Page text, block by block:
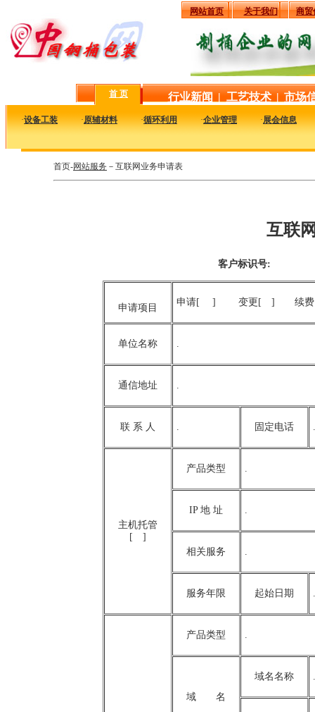
网站首页 关于我们 商贸
首 页 行业新闻 | 工艺技术 | 市场
·设备工装 ·原辅材料 ·循环利用 ·企业管理 ·展会信息
首页-网站服务 －互联网业务申请表
互联
客户标
申请项目
申请[ ] 变更[ ] 续
单位名称 .
通信地址 .
联 系 人 . 固定电话 .
主机托管
[ ]
产品类型 .
IP 地 址 .
相关服务 .
服务年限 起始日期 .
产品类型 .
域 名
域名名称 .